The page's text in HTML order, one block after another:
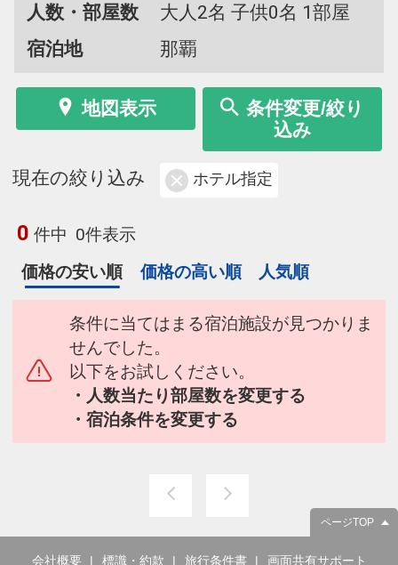
人数・部屋数
大人2名 子供0名 1部屋
宿泊地
那覇
地図表示
条件変更/絞り
込み
現在の絞り込み ホテル指定
0 件中 0件表示
価格の安い順
価格の高い順 人気順
条件に当てはまる宿泊施設が見つかりま
せんでした。
以下をお試しください。
・人数当たり部屋数を変更する
・宿泊条件を変更する
ページTOP
会社概要 標識・約款 旅行条件書 画面共有サポート